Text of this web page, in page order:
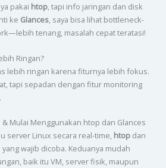
pakai htop, tapi info jaringan dan disk
ke Glances, saya bisa lihat bottleneck-
tenang, masalah cepat teratasi!
Ringan?
lebih ringan karena fiturnya lebih fokus.
tapi sepadan dengan fitur monitoring
& Mulai Menggunakan htop dan Glances
server Linux secara real-time, htopdan
wajib dicoba. Keduanya mudah
baik itu VM, server fisik, maupun